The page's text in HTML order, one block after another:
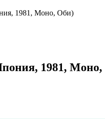
1981, Моно, Оби)
1981,